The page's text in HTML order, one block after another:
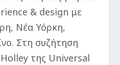
& design με
Νέα Υόρκη,
Στη συζήτηση
της Universal